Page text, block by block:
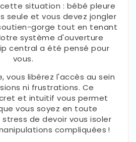
situation : bébé pleure
seule et vous devez jongler
gorge tout en tenant
système d'ouverture
central a été pensé pour
vous.
vous libérez l'accès au sein
ni frustrations. Ce
et intuitif vous permet
vous soyez en toute
stress de devoir vous isoler
compliquées !